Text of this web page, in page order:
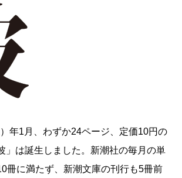
年1月、わずか24ページ、定価10円の
」は誕生しました。新潮社の毎月の単
冊に満たず、新潮文庫の刊行も5冊前